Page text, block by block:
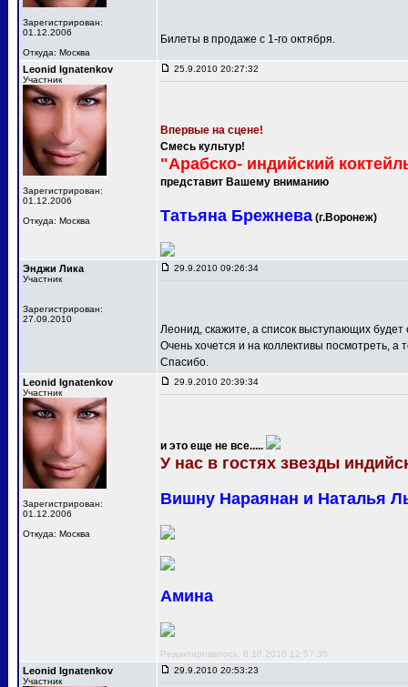
Зарегистрирован:
01.12.2006
Откуда: Москва
Билеты в продаже с 1-го октября.
Leonid Ignatenkov
Участник
Зарегистрирован:
01.12.2006
Откуда: Москва
25.9.2010 20:27:32
Впервые на сцене!
Смесь культур!
"Арабско- индийский
представит Вашему вниманию
Татьяна Брежнева (г.Воронеж)
Энджи Лика
Участник
Зарегистрирован:
27.09.2010
29.9.2010 09:26:34
Леонид, скажите, а список выступающих
Очень хочется и на коллективы посмотреть, а
Спасибо.
Leonid Ignatenkov
Участник
Зарегистрирован:
01.12.2006
Откуда: Москва
29.9.2010 20:39:34
и это еще не все.....
У нас в гостях звезды
Вишну Нараянан и Наталья
Амина
Редактировалось: 8.10.2010 12:57:35
Leonid Ignatenkov
Участник
29.9.2010 20:53:23